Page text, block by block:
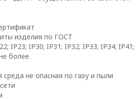
изделия по ГОСТ
IP23; IP30; IP31; IP32; IP33; IP34;
более
не опасная по газу и пыли